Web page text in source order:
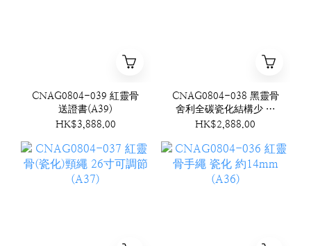
CNAG0804-039 紅靈骨
送證書(A39)
HK$3,888.00
CNAG0804-038 黑靈骨
舍利全碳瓷化結構少 圓
珠 7mm 送證書 (A38)
HK$2,888.00